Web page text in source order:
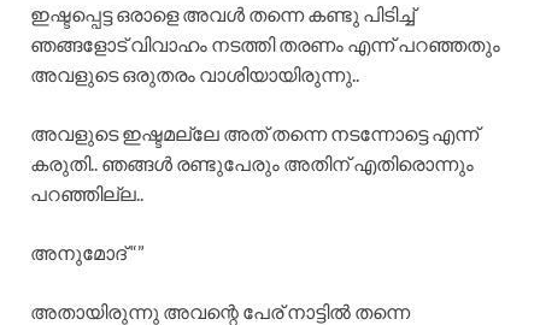
ഇഷ്ടപ്പെട്ട ഒരാളെ അവൾ തന്നെ കണ്ടു പിടിച്ച്
ഞങ്ങളോട് വിവാഹം നടത്തി തരണം എന്ന് പറഞ്ഞതും
അവളുടെ ഒരുതരം വാശിയായിരുന്നു..
അവളുടെ ഇഷ്ടമല്ലേ അത് തന്നെ നടന്നോട്ടെ എന്ന്
കരുതി.. ഞങ്ങൾ രണ്ടുപേരും അതിന് എതിരൊന്നും
പറഞ്ഞില്ല..
അനുമോദ് “”
അതായിരുന്നു അവന്റെ പേര് നാട്ടിൽ തന്നെ